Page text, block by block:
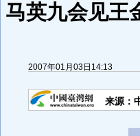
马英九会见王
2007年01月03日14:13
来源：